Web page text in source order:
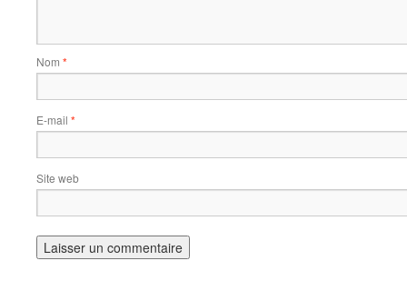
Nom *
E-mail *
Site web